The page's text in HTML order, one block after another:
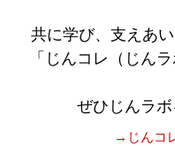
共に学び、支えあ
「じんコレ（じん
ぜひじんラ
→じんコ